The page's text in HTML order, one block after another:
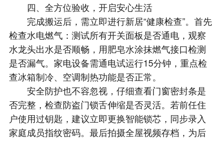
四、全方位验收，开启安心生活​
完成搬运后，需立即进行新居“健康检查”。首先
检查水电燃气：测试所有开关面板是否通电，观察
水龙头出水是否顺畅，用肥皂水涂抹燃气接口检测
是否漏气。家电设备需通电试运行15分钟，重点检
查冰箱制冷、空调制热功能是否正常。​
安全防护也不容忽视，仔细查看门窗密封条是
否完整，检查防盗门锁舌伸缩是否灵活。若前任住
户使用过钥匙，建议立即更换智能锁芯，同步录入
家庭成员指纹密码。最后拍摄全屋视频存档，为后